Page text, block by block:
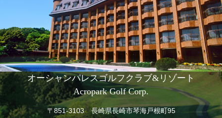
オーシャンパレスゴルフクラブ&リゾート
Acropark Golf Corp.
〒851-3103 長崎県長崎市琴海戸根町95